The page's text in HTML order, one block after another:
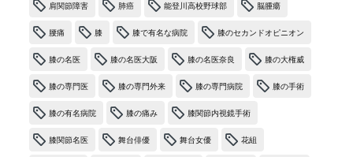
肩関節障害 肺癌 能登川高校野球部 脳腫瘍
腰痛 膝 膝で有名な病院 膝のセカンドオピニオン
膝の名医 膝の名医大阪 膝の名医奈良 膝の大権威
膝の専門医 膝の専門外来 膝の専門病院 膝の手術
膝の有名病院 膝の痛み 膝関節内視鏡手術
膝関節名医 舞台俳優 舞台女優 花組